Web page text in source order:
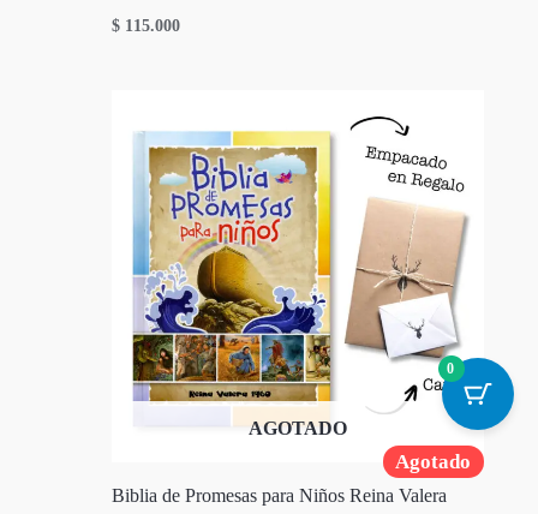
$ 115.000
Agotado
AGOTADO
Biblia de Promesas para Niños Reina Valera
0